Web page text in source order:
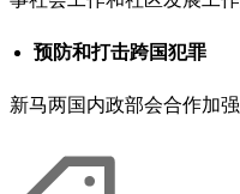
预防和打击跨国犯罪
新马两国内政部会合作加